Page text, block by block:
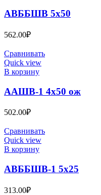
АВББШВ 5х50
562.00₽
Сравнивать
Quick view
В корзину
ААШВ-1 4х50 ож
502.00₽
Сравнивать
Quick view
В корзину
АВББШВ-1 5х25
313.00₽